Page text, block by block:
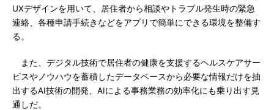
UXデザインを用いて、居住者から相談やトラブル発生時の緊急
連絡、各種申請手続きなどをアプリで簡単にできる環境を整備す
る。
また、デジタル技術で居住者の健康を支援するヘルスケアサー
ビスやノウハウを蓄積したデータベースから必要な情報だけを抽
出するAI技術の開発、AIによる事務業務の効率化にも乗り出す見
通しだ。